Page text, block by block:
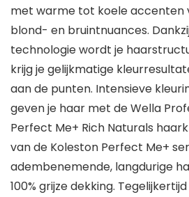
met warme tot koele accenten
blond- en bruintnuances.
technologie wordt je
krijg je gelijkmatige
aan de punten. Intensieve
geven je haar met de Wella
Perfect Me+ Rich Naturals
van de Koleston Perfect Me+
adembenemende, langdurige
100% grijze dekking.